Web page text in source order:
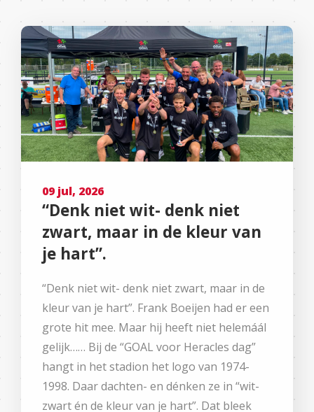
09 jul, 2026
“Denk niet wit- denk niet
zwart, maar in de kleur van
je hart”.
“Denk niet wit- denk niet zwart, maar in de
kleur van je hart”. Frank Boeijen had er een
grote hit mee. Maar hij heeft niet helemáál
gelijk…… Bij de “GOAL voor Heracles dag”
hangt in het stadion het logo van 1974-
1998. Daar dachten- en dénken ze in “wit-
zwart én de kleur van je hart”. Dat bleek